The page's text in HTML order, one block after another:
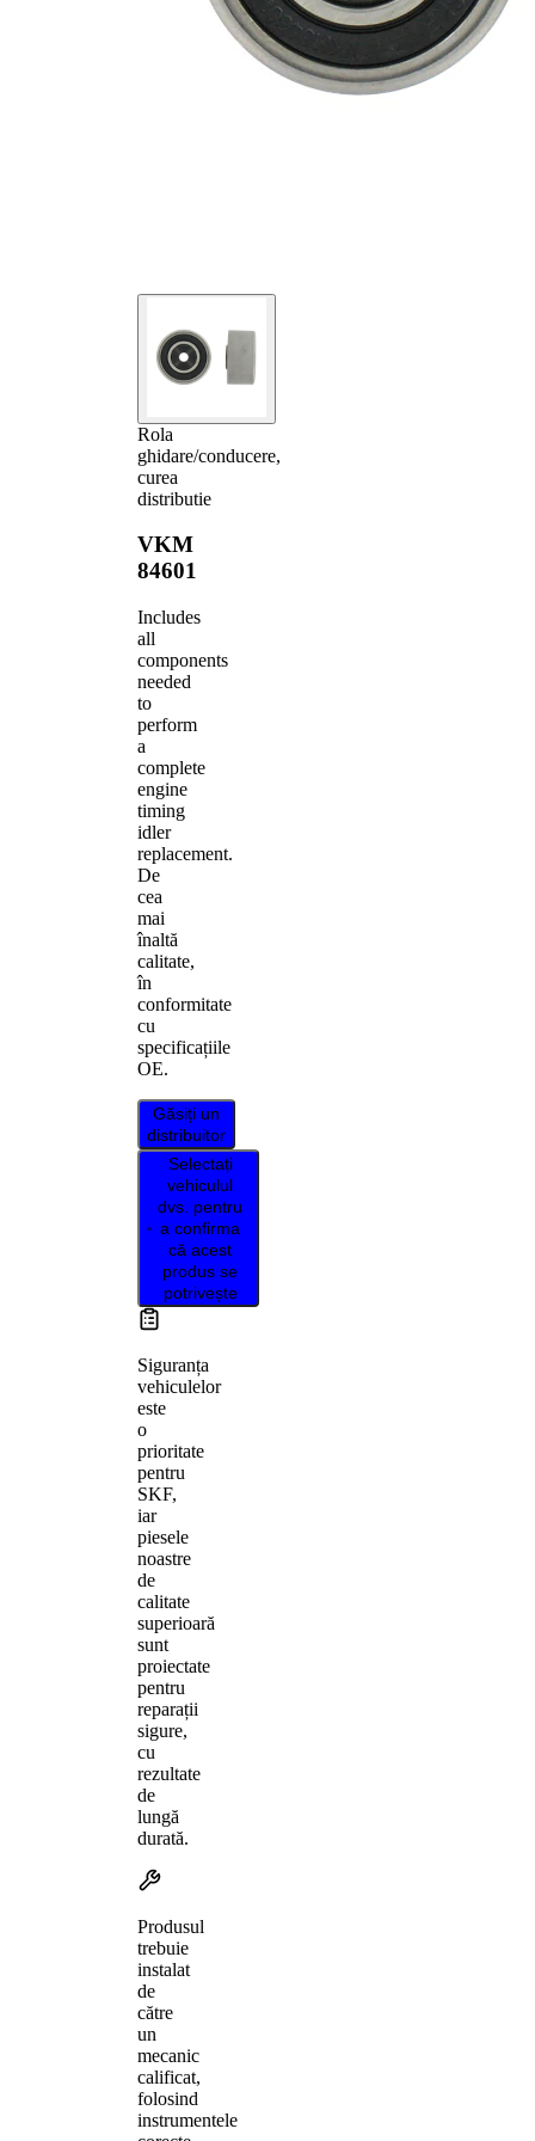
Rola
ghidare/conducere,
curea
distributie
VKM
84601
Includes
all
components
needed
to
perform
a
complete
engine
timing
idler
replacement.
De
cea
mai
înaltă
calitate,
în
conformitate
cu
specificațiile
OE.
Găsiți un
distribuitor
Selectați
vehiculul
dvs. pentru
a confirma
că acest
produs se
potrivește
Siguranța
vehiculelor
este
o
prioritate
pentru
SKF,
iar
piesele
noastre
de
calitate
superioară
sunt
proiectate
pentru
reparații
sigure,
cu
rezultate
de
lungă
durată.
Produsul
trebuie
instalat
de
către
un
mecanic
calificat,
folosind
instrumentele